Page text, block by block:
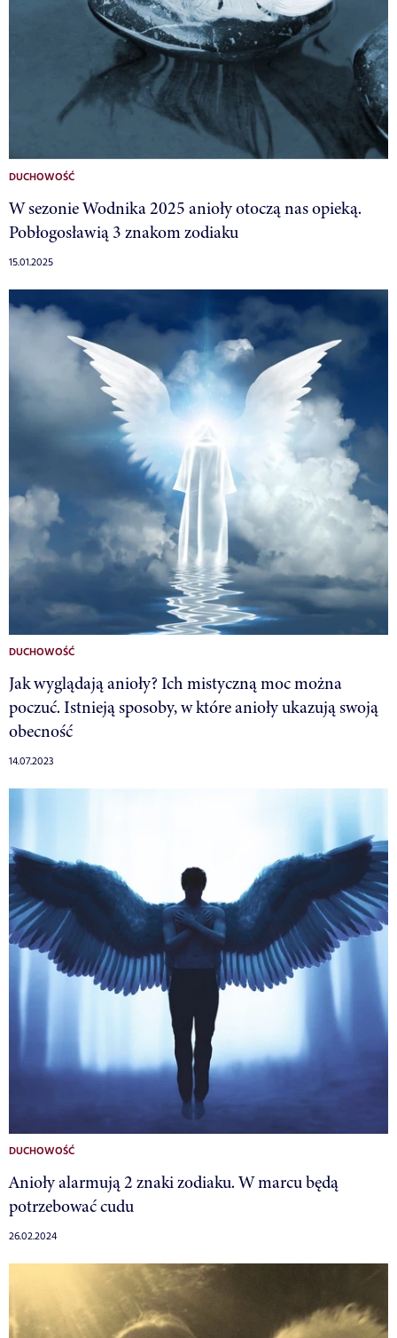
DUCHOWOŚĆ
W sezonie Wodnika 2025 anioły otoczą nas opieką.
Pobłogosławią 3 znakom zodiaku
15.01.2025
DUCHOWOŚĆ
Jak wyglądają anioły? Ich mistyczną moc można
poczuć. Istnieją sposoby, w które anioły ukazują swoją
obecność
14.07.2023
DUCHOWOŚĆ
Anioły alarmują 2 znaki zodiaku. W marcu będą
potrzebować cudu
26.02.2024